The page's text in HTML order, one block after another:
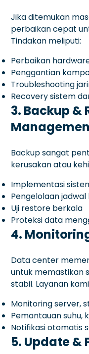
Jika ditemukan
perbaikan cepat
Tindakan meliputi:
Perbaikan
Penggantian
Troubleshooting
Recovery sistem
3. Backup &
Backup sangat
kerusakan atau
Implementasi
Pengelolaan
Uji restore berkala
Proteksi data
4.
Data center
untuk memastikan
stabil. Layanan
Monitoring server,
Pemantauan suhu,
Notifikasi otomatis
5. Update &